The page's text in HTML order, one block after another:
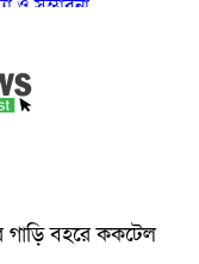
ও সম্ভাবনা
ভোটের হাওয়া
কুমিল্লার ঐতিহ্য
গাড়ি বহরে ককটেল